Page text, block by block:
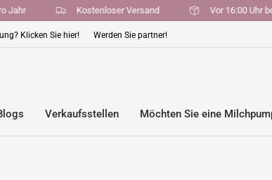
pro Jahr Kostenloser Versand Vor 16:00
Klicken Sie hier! Werden Sie partner!
Verkaufsstellen Möchten Sie eine